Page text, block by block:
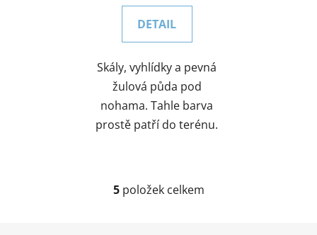
DETAIL
Skály, vyhlídky a pevná
žulová půda pod
nohama. Tahle barva
prostě patří do terénu.
O
5položek celkem